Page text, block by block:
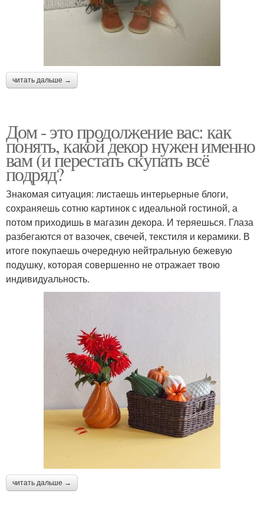
читать дальше →
Дом - это продолжение вас: как
понять, какой декор нужен именно
вам (и перестать скупать всё
подряд?
Знакомая ситуация: листаешь интерьерные блоги,
сохраняешь сотню картинок с идеальной гостиной, а
потом приходишь в магазин декора. И теряешься. Глаза
разбегаются от вазочек, свечей, текстиля и керамики. В
итоге покупаешь очередную нейтральную бежевую
подушку, которая совершенно не отражает твою
индивидуальность.
читать дальше →